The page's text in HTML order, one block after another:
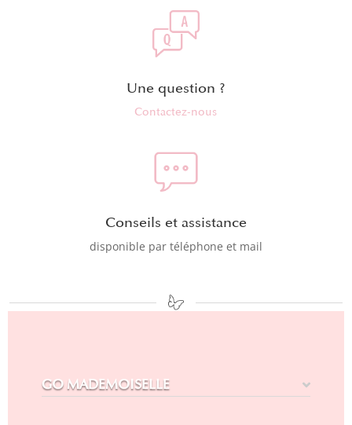
Une question ?
Contactez-nous
Conseils et assistance
disponible par téléphone et mail
GO MADEMOISELLE